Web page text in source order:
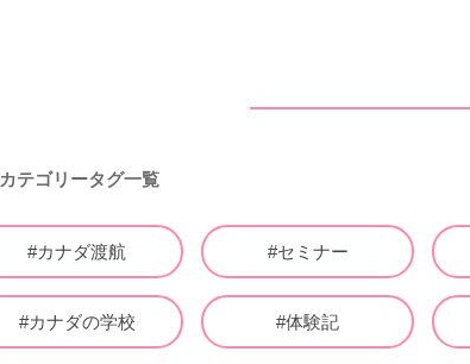
カテゴリータグ一覧
#カナダ渡航 #セミナー
#カナダの学校 #体験記